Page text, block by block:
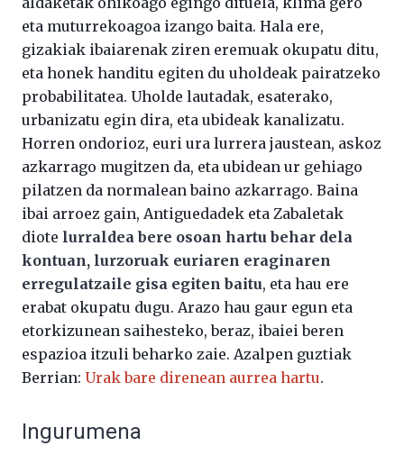
eta muturrekoagoa izango baita. Hala ere,
gizakiak ibaiarenak ziren eremuak okupatu ditu,
eta honek handitu egiten du uholdeak pairatzeko
probabilitatea. Uholde lautadak, esaterako,
urbanizatu egin dira, eta ubideak kanalizatu.
Horren ondorioz, euri ura lurrera jaustean, askoz
azkarrago mugitzen da, eta ubidean ur gehiago
pilatzen da normalean baino azkarrago. Baina
ibai arroez gain, Antiguedadek eta Zabaletak
diote lurraldea bere osoan hartu behar dela
kontuan, lurzoruak euriaren eraginaren
erregulatzaile gisa egiten baitu, eta hau ere
erabat okupatu dugu. Arazo hau gaur egun eta
etorkizunean saihesteko, beraz, ibaiei beren
espazioa itzuli beharko zaie. Azalpen guztiak
Berrian: Urak bare direnean aurrea hartu.
Ingurumena